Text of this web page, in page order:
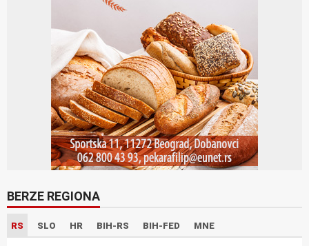
BERZE REGIONA
RS SLO HR BIH-RS BIH-FED MNE